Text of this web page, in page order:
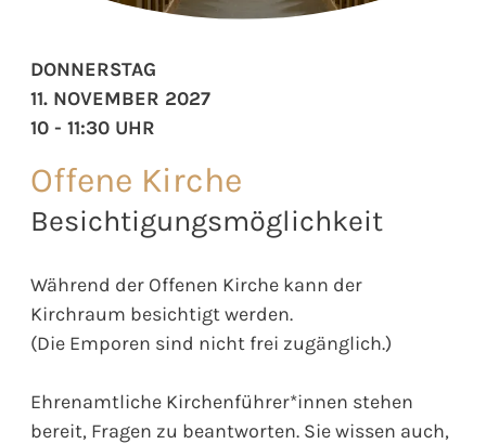
Offene Kirche
Besichtigungsmöglichkeit
Während der Offenen Kirche kann der
Kirchraum besichtigt werden.
(Die Emporen sind nicht frei zugänglich.)
Ehrenamtliche Kirchenführer*innen stehen
bereit, Fragen zu beantworten. Sie wissen auch,
DONNERSTAG
11. NOVEMBER 2027
10 - 11:30 UHR